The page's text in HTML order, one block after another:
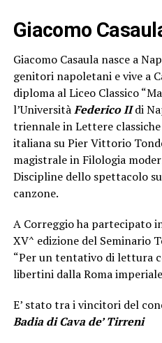
Giacomo
Giacomo Casaula nasce a
genitori napoletani e vive a
diploma al Liceo Classico
l’UniversitàFederico IIdi
triennale in Lettere
italiana su Pier Vittorio
magistrale in Filologia
Discipline dello spettacolo
canzone.
A Correggio ha partecipato
XV^ edizione del Seminario
“Per un tentativo di lettura
libertini dalla Roma
E’ stato tra i vincitori del
Badia di Cava de’ Tirreni